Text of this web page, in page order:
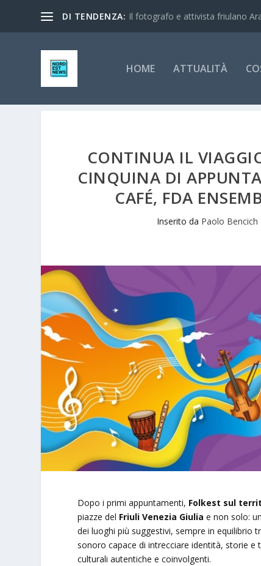
DI TENDENZA: Il fotografo e attivista friulano
HOME ATTUALITÀ
CONTINUA IL
CINQUINA DI
CAFÉ, FDA
Inserito da Paolo Bencich
Dopo i primi appuntamenti, Folkest sul
piazze del Friuli Venezia Giulia e non solo:
dei luoghi più suggestivi, sempre in equilibrio
sonoro capace di intrecciare identità, storie
culturali autentiche e coinvolgenti.